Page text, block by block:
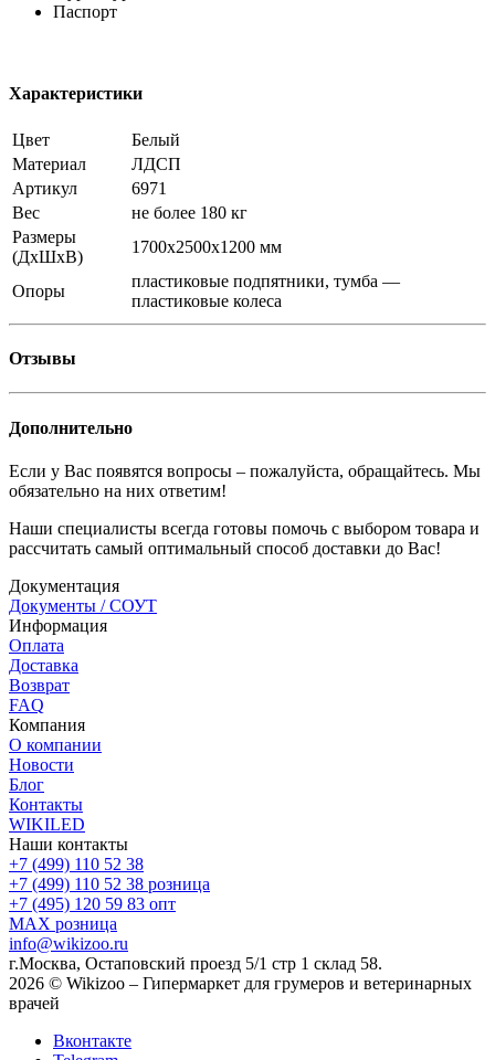
Паспорт
Характеристики
Цвет
Белый
Материал
ЛДСП
Артикул
6971
Вес
не более 180 кг
Размеры
(ДхШхВ)
1700х2500х1200 мм
Опоры
пластиковые подпятники, тумба —
пластиковые колеса
Отзывы
Дополнительно
Если у Вас появятся вопросы – пожалуйста, обращайтесь. Мы
обязательно на них ответим!
Наши специалисты всегда готовы помочь с выбором товара и
рассчитать самый оптимальный способ доставки до Вас!
Документация
Документы / СОУТ
Информация
Оплата
Доставка
Возврат
FAQ
Компания
О компании
Новости
Блог
Контакты
WIKILED
Наши контакты
+7 (499) 110 52 38
+7 (499) 110 52 38 розница
+7 (495) 120 59 83 опт
MAX розница
info@wikizoo.ru
г.Москва, Остаповский проезд 5/1 стр 1 склад 58.
2026 © Wikizoo – Гипермаркет для грумеров и ветеринарных
врачей
Вконтакте